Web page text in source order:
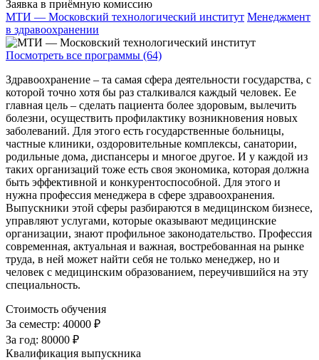
Заявка в приёмную комиссию
МТИ — Московский технологический институт Менеджмент
в здравоохранении
Посмотреть все программы (64)
Здравоохранение – та самая сфера деятельности государства, с
которой точно хотя бы раз сталкивался каждый человек. Ее
главная цель – сделать пациента более здоровым, вылечить
болезни, осуществить профилактику возникновения новых
заболеваний. Для этого есть государственные больницы,
частные клиники, оздоровительные комплексы, санатории,
родильные дома, диспансеры и многое другое. И у каждой из
таких организаций тоже есть своя экономика, которая должна
быть эффективной и конкурентоспособной. Для этого и
нужна профессия менеджера в сфере здравоохранения.
Выпускники этой сферы разбираются в медицинском бизнесе,
управляют услугами, которые оказывают медицинские
организации, знают профильное законодательство. Профессия
современная, актуальная и важная, востребованная на рынке
труда, в ней может найти себя не только менеджер, но и
человек с медицинским образованием, переучившийся на эту
специальность.
Стоимость обучения
За семестр: 40000 ₽
За год: 80000 ₽
Квалификация выпускника